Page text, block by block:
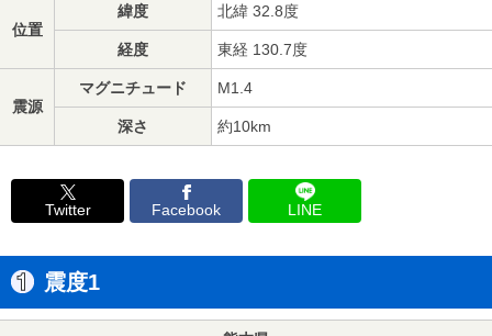
位置
緯度 北緯 32.8度
経度 東経 130.7度
震源
マグニチュード M1.4
深さ 約10km
Twitter Facebook LINE
震度1